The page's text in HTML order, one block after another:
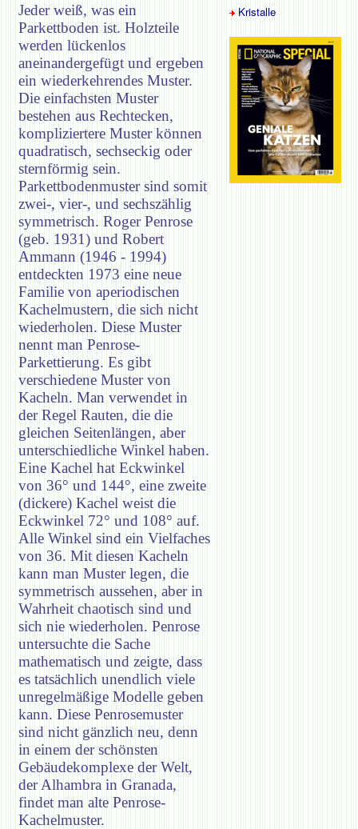
Jeder weiß, was ein
Parkettboden ist. Holzteile
werden lückenlos
aneinandergefügt und ergeben
ein wiederkehrendes Muster.
Die einfachsten Muster
bestehen aus Rechtecken,
kompliziertere Muster können
quadratisch, sechseckig oder
sternförmig sein.
Parkettbodenmuster sind somit
zwei-, vier-, und sechszählig
symmetrisch. Roger Penrose
(geb. 1931) und Robert
Ammann (1946 - 1994)
entdeckten 1973 eine neue
Familie von aperiodischen
Kachelmustern, die sich nicht
wiederholen. Diese Muster
nennt man Penrose-
Parkettierung. Es gibt
verschiedene Muster von
Kacheln. Man verwendet in
der Regel Rauten, die die
gleichen Seitenlängen, aber
unterschiedliche Winkel haben.
Eine Kachel hat Eckwinkel
von 36° und 144°, eine zweite
(dickere) Kachel weist die
Eckwinkel 72° und 108° auf.
Alle Winkel sind ein Vielfaches
von 36. Mit diesen Kacheln
kann man Muster legen, die
symmetrisch aussehen, aber in
Wahrheit chaotisch sind und
sich nie wiederholen. Penrose
untersuchte die Sache
mathematisch und zeigte, dass
es tatsächlich unendlich viele
unregelmäßige Modelle geben
kann. Diese Penrosemuster
sind nicht gänzlich neu, denn
in einem der schönsten
Gebäudekomplexe der Welt,
der Alhambra in Granada,
findet man alte Penrose-
Kachelmuster.
Kristalle